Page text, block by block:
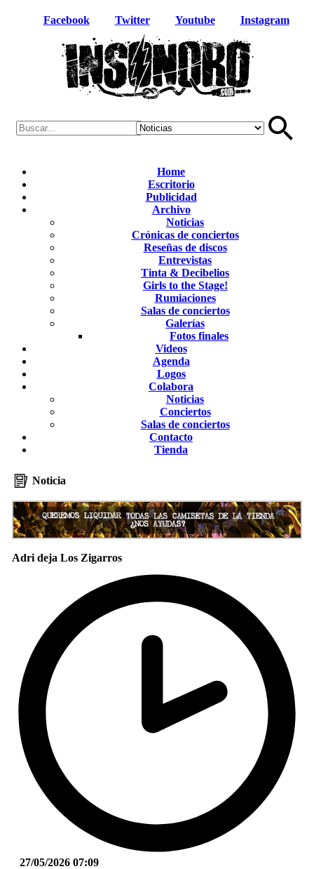
Facebook Twitter Youtube Instagram
Home
Escritorio
Publicidad
Archivo
Noticias
Crónicas de conciertos
Reseñas de discos
Entrevistas
Tinta & Decibelios
Girls to the Stage!
Rumiaciones
Salas de conciertos
Galerías
Fotos finales
Videos
Agenda
Logos
Colabora
Noticias
Conciertos
Salas de conciertos
Contacto
Tienda
Noticia
Adri deja Los Zigarros
27/05/2026 07:09